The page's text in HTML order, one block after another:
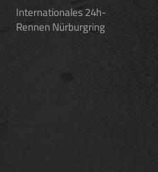
Internationales 24h-
Rennen Nürburgring